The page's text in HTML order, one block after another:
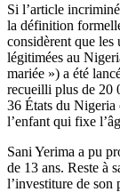
Si l’article
la définition
considèrent que les
légitimées au
mariée ») a été
recueilli plus de 20
36 États du Nigeria
l’enfant qui fixe
Sani Yerima a pu
de 13 ans. Reste à
l’investiture de